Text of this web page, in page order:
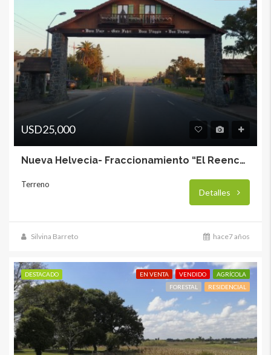
USD25,000
Nueva Helvecia- Fraccionamiento “El Reencuentro”
Terreno
Detalles
Silvina Barreto hace7 años
DESTACADO EN VENTA VENDIDO
AGRÍCOLA
FORESTAL
RESIDENCIAL